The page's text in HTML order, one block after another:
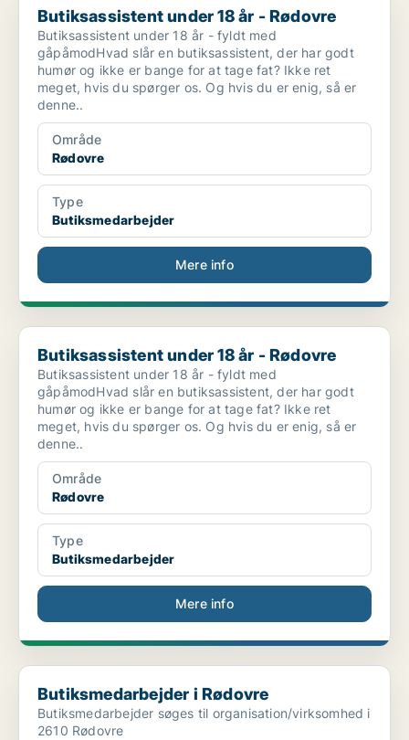
Butiksassistent under 18 år - Rødovre
Butiksassistent under 18 år - fyldt med
gåpåmodHvad slår en butiksassistent, der har godt
humør og ikke er bange for at tage fat? Ikke ret
meget, hvis du spørger os. Og hvis du er enig, så er
denne..
Område
Rødovre
Type
Butiksmedarbejder
Mere info
Butiksassistent under 18 år - Rødovre
Butiksassistent under 18 år - Rødovre
Butiksassistent under 18 år - fyldt med
gåpåmodHvad slår en butiksassistent, der har godt
humør og ikke er bange for at tage fat? Ikke ret
meget, hvis du spørger os. Og hvis du er enig, så er
denne..
Område
Rødovre
Type
Butiksmedarbejder
Mere info
Butiksmedarbejder i Rødovre
Butiksmedarbejder i Rødovre
Butiksmedarbejder søges til organisation/virksomhed i
2610 Rødovre